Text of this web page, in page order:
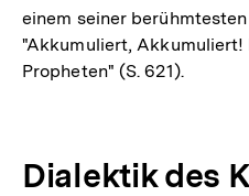
einem seiner
"Akkumuliert, Akkumuliert!
Propheten" (S. 621).
Dialektik des